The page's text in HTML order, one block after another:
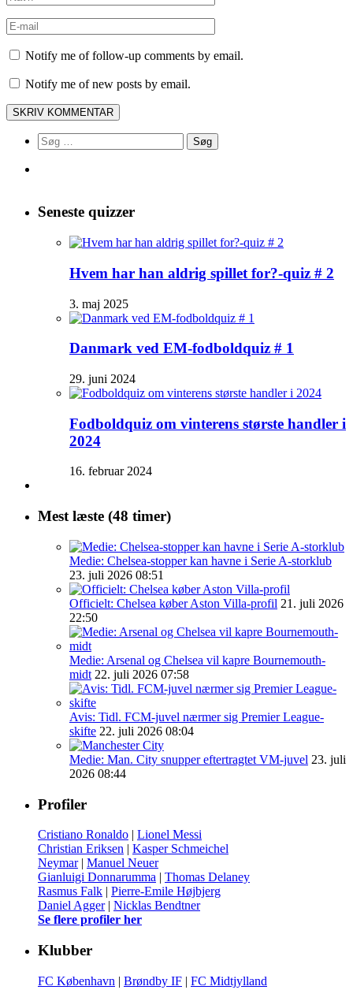
Notify me of follow-up comments by email.
Notify me of new posts by email.
Søg
efter:
Seneste quizzer
Hvem har han aldrig spillet for?-quiz # 2
3. maj 2025
Danmark ved EM-fodboldquiz # 1
29. juni 2024
Fodboldquiz om vinterens største handler i
2024
16. februar 2024
Mest læste (48 timer)
Medie: Chelsea-stopper kan havne i Serie A-storklub
23. juli 2026 08:51
Officielt: Chelsea køber Aston Villa-profil 21. juli 2026
22:50
Medie: Arsenal og Chelsea vil kapre Bournemouth-
midt 22. juli 2026 07:58
Avis: Tidl. FCM-juvel nærmer sig Premier League-
skifte 22. juli 2026 08:04
Medie: Man. City snupper eftertragtet VM-juvel 23. juli
2026 08:44
Profiler
Cristiano Ronaldo | Lionel Messi
Christian Eriksen | Kasper Schmeichel
Neymar| Manuel Neuer
Gianluigi Donnarumma | Thomas Delaney
Rasmus Falk | Pierre-Emile Højbjerg
Daniel Agger| Nicklas Bendtner
Se flere profiler her
Klubber
FC København | Brøndby IF | FC Midtjylland